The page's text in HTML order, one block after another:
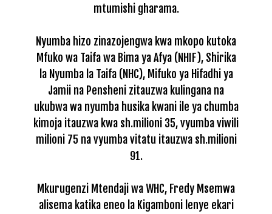
mtumishi gharama.
Nyumba hizo zinazojengwa kwa mkopo kutoka
Mfuko wa Taifa wa Bima ya Afya (NHIF), Shirika
la Nyumba la Taifa (NHC), Mifuko ya Hifadhi ya
Jamii na Pensheni zitauzwa kulingana na
ukubwa wa nyumba husika kwani ile ya chumba
kimoja itauzwa kwa sh.milioni 35, vyumba viwili
milioni 75 na vyumba vitatu itauzwa sh.milioni
91.
Mkurugenzi Mtendaji wa WHC, Fredy Msemwa
alisema katika eneo la Kigamboni lenye ekari